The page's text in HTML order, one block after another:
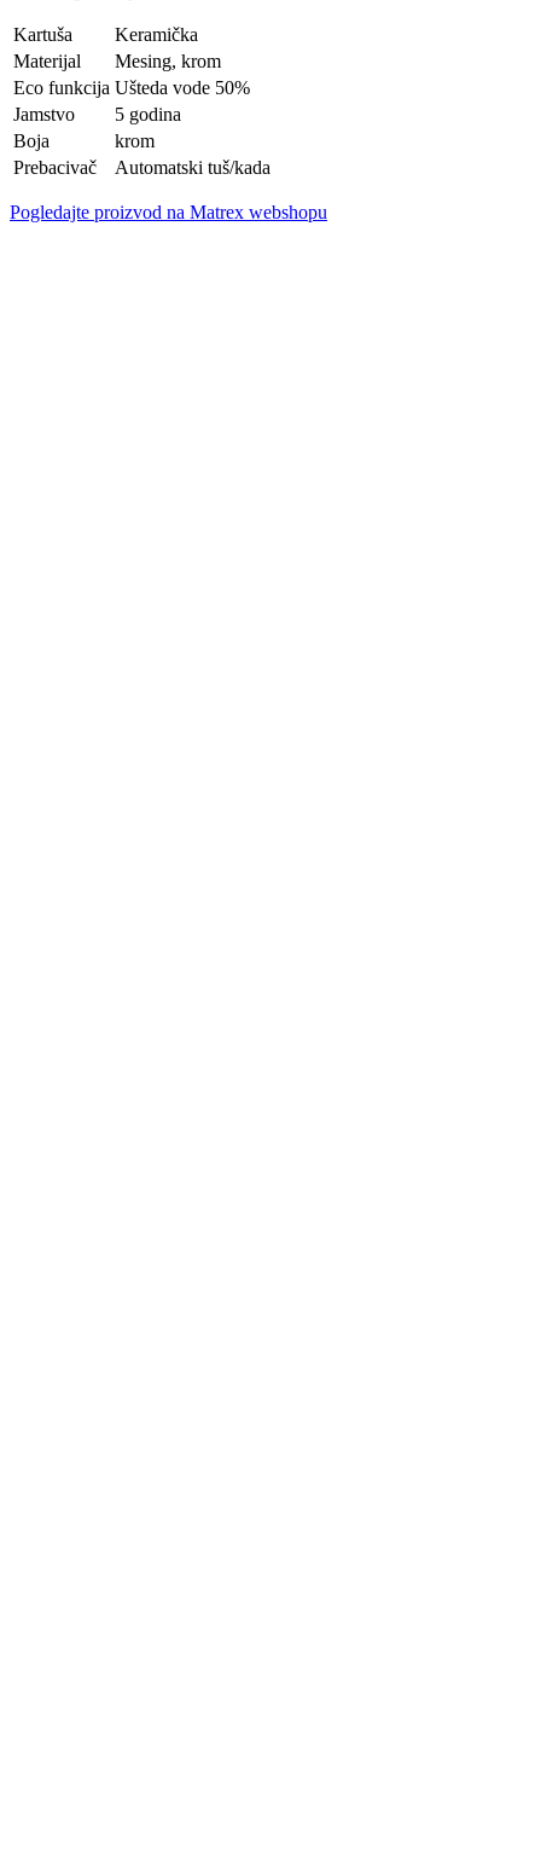
Kartuša
Keramička
Materijal
Mesing, krom
Eco funkcija Ušteda vode 50%
Jamstvo
5 godina
Boja
krom
Prebacivač
Automatski tuš/kada
Pogledajte proizvod na Matrex webshopu